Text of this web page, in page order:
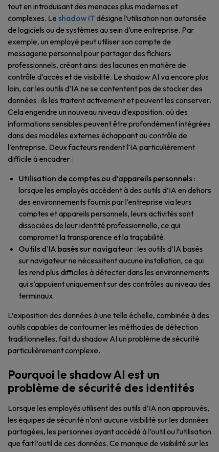
tout en introduisant des menaces plus modernes et
complexes. Le shadow ITdésigne l’utilisation non autorisée
de logiciels ou de systèmes au sein d’une entreprise. Par
exemple, un employé peut utiliser son compte de
messagerie personnel pour partager des fichiers
professionnels, créant ainsi des lacunes en matière de
contrôle d’accès et de visibilité. Le shadow AI va encore plus
loin, car les outils d’IA ne se contentent pas de stocker des
données : ils les traitent activement et peuvent les conserver.
Cela engendre un nouveau niveau d’exposition, où des
informations sensibles peuvent être profondément intégrées
dans des modèles externes échappant au contrôle de
l’entreprise. Deux facteurs rendent l’IA particulièrement
difficile à encadrer :
Utilisation de comptes ou d’appareils personnels:
lorsque les employés accèdent à des outils d’IA en dehors
des environnements fournis par l’entreprise via leurs
comptes et appareils personnels, leurs activités sont
dissociées de leur identité professionnelle, ce qui
compromet la transparence et la traçabilité.
Outils d’IA basés sur navigateur: les outils d’IA basés
sur navigateur ne nécessitent aucune installation, ce qui
les rend plus difficiles à détecter dans les environnements
qui s’appuient uniquement sur des contrôles au niveau des
terminaux.
L’exposition des données à une telle échelle, combinée à des
outils capables de contourner les méthodes de détection
traditionnelles, fait du shadow AI un problème de sécurité
particulièrement complexe.
Pourquoi le shadow AI est un
problème de sécurité des identités
Lorsque les employés utilisent des outils d’IA non approuvés,
les équipes de sécurité n’ont aucune visibilité sur les données
partagées, les personnes ayant accédé à l’outil ou l’utilisation
que fait l’outil de ces données. Ce manque de visibilité sur les